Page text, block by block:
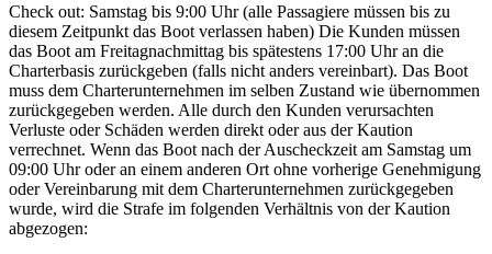
Check out: Samstag bis 9:00 Uhr (alle Passagiere müssen bis zu
diesem Zeitpunkt das Boot verlassen haben) Die Kunden müssen
das Boot am Freitagnachmittag bis spätestens 17:00 Uhr an die
Charterbasis zurückgeben (falls nicht anders vereinbart). Das Boot
muss dem Charterunternehmen im selben Zustand wie übernommen
zurückgegeben werden. Alle durch den Kunden verursachten
Verluste oder Schäden werden direkt oder aus der Kaution
verrechnet. Wenn das Boot nach der Auscheckzeit am Samstag um
09:00 Uhr oder an einem anderen Ort ohne vorherige Genehmigung
oder Vereinbarung mit dem Charterunternehmen zurückgegeben
wurde, wird die Strafe im folgenden Verhältnis von der Kaution
abgezogen: